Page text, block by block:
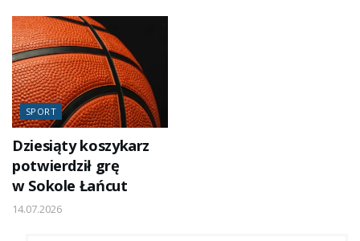
SPORT
Dziesiąty koszykarz
potwierdził grę
w Sokole Łańcut
14.07.2026